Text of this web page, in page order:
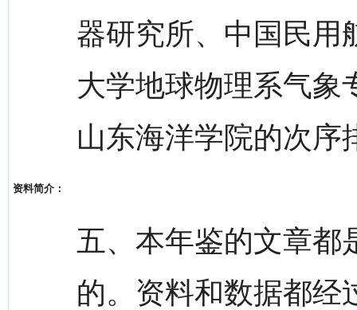
资料简介：
器研究所、中国民用
大学地球物理系气象
山东海洋学院的次序
五、本年鉴的文章都
的。资料和数据都经